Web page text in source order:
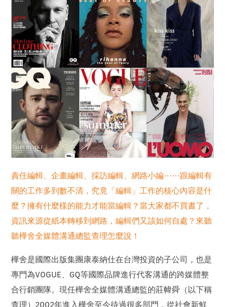
責任編輯、企畫編輯、採訪編輯、網路小編⋯⋯跟編輯有
關的工作多到數不清，究竟「編輯」工作的核心內容是什
麼？擁有什麼樣的能力才能當編輯？當大家都不買書了，
資訊來源從紙本轉移到網路，編輯們又該如何自處？來聽
聽樺舍全媒體溝通總監查理怎麼說！
樺舍是國際出版集團康泰納仕在台灣投資的子公司，也是
專門為VOGUE、GQ等國際品牌進行代客溝通的跨媒體整
合行銷團隊。現任樺舍全媒體溝通總監的莊幃舜（以下稱
查理）2002年進入樺舍至今待過很多部門，從社會新鮮